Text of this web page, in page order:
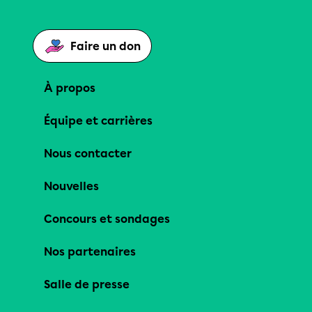
Faire un don
À propos
Équipe et carrières
Nous contacter
Nouvelles
Concours et sondages
Nos partenaires
Salle de presse